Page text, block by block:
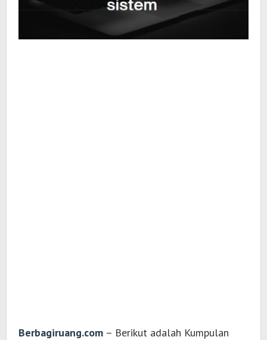
Berbagiruang.com – Berikut adalah Kumpulan